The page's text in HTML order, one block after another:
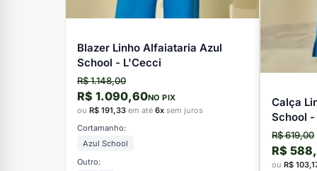
Blazer Linho Alfaiataria Azul
School - L'Cecci
R$ 1.148,00
R$ 1.090,60NO PIX
ou R$ 191,33 em até 6x sem juros
Cortamanho:
Azul School
Outro:
Calça
School
R$ 619,00
R$
ou R$